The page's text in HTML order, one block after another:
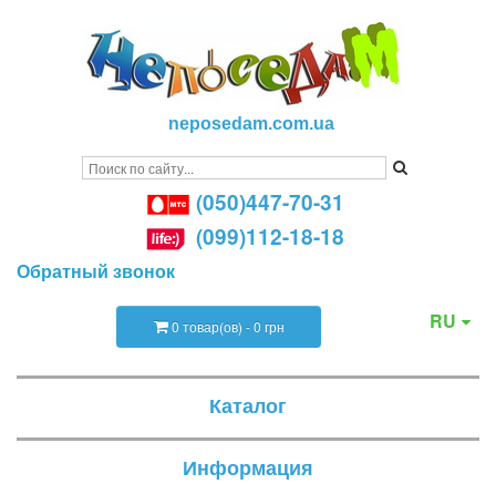
neposedam.com.ua
(050)447-70-31
(099)112-18-18
Обратный звонок
RU
0 товар(ов) - 0 грн
Каталог
Информация